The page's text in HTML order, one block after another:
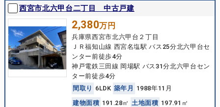
西宮市北六甲台二丁目 中古戸建
2,380万円
兵庫県西宮市北六甲台２丁目
ＪＲ福知山線 西宮名塩駅 バス25分北六甲台セ
ンター前徒歩4分
神戸電鉄三田線 岡場駅 バス31分北六甲台セン
ター前徒歩4分
間 取 り 6LDK 築年 月
1988年11月
建物面積 191.28㎡ 土地面積 197.91㎡